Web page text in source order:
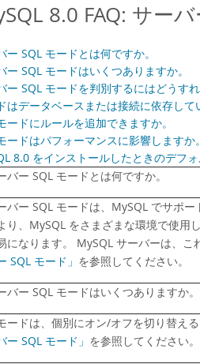
8.0 FAQ: サー
ー SQL モードとは何ですか。
ー SQL モードはいくつありますか。
ー SQL モードを判別するにはどうすれ
はデータベースまたは接続に依存して
ードにルールを追加できますか。
ードはパフォーマンスに影響しますか。
8.0 をインストールしたときのデフ
バー SQL モードとは何ですか。
バー SQL モードは、MySQL でサポ
り、MySQL をさまざまな環境で使用
になります。 MySQL サーバーは、こ
SQL モード」 を参照してください。
バー SQL モードはいくつありますか。
ードは、個別にオン/オフを切り替え
ー SQL モード」 を参照してください。